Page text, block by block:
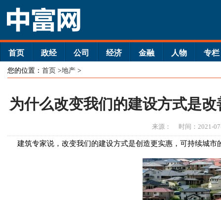
首页 政经 公司 经济 金融 人物 专栏
您的位置： 首页 >地产 >
为什么改变我们的建设方式是
来源： 时间：2021-
建筑专家说，改变我们的建设方式是创造更实惠，可持续城市